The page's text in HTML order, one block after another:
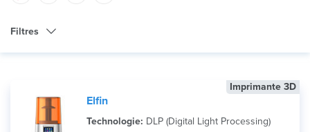
Filtres
Marque
Imprimante 3D
Elfin
Technologie: DLP (Digital Light Processing)